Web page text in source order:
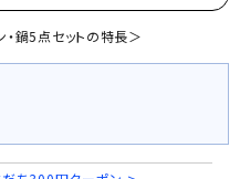
鍋5点セットの特長＞